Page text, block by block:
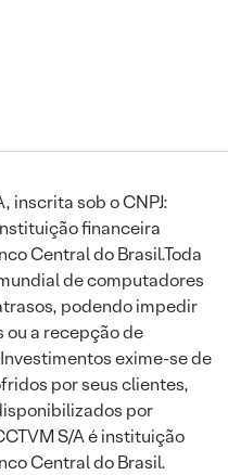
inscrita sob o CNPJ:
financeira
Central do Brasil.Toda
de computadores
podendo impedir
ou a recepção de
exime-se de
por seus clientes,
por
S/A é instituição
Central do Brasil.